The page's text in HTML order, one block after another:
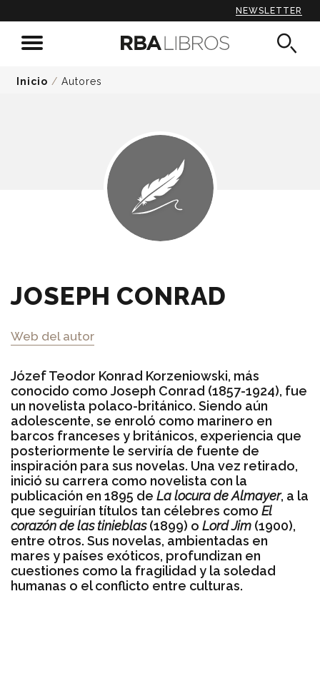
NEWSLETTER
Inicio / Autores
JOSEPH CONRAD
Web del autor
Józef Teodor Konrad Korzeniowski, más
conocido como Joseph Conrad (1857-1924), fue
un novelista polaco-británico. Siendo aún
adolescente, se enroló como marinero en
barcos franceses y británicos, experiencia que
posteriormente le serviría de fuente de
inspiración para sus novelas. Una vez retirado,
inició su carrera como novelista con la
publicación en 1895 de La locura de Almayer, a la
que seguirían títulos tan célebres como El
corazón de las tinieblas(1899) o Lord Jim (1900),
entre otros. Sus novelas, ambientadas en
mares y países exóticos, profundizan en
cuestiones como la fragilidad y la soledad
humanas o el conflicto entre culturas.